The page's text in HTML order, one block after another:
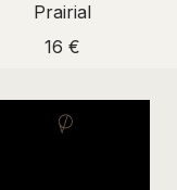
Prairial
16 €